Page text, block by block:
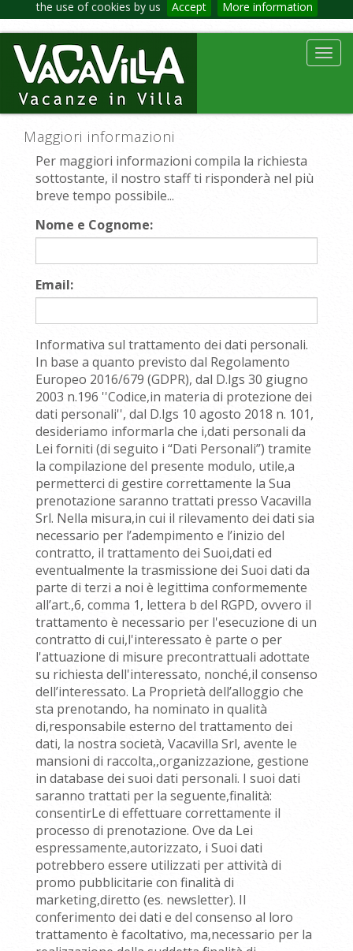
the use of cookies by us Accept More information
Maggiori informazioni
Per maggiori informazioni compila la richiesta
sottostante, il nostro staff ti risponderà nel più
breve tempo possibile...
Nome e Cognome:
Email:
Informativa sul trattamento dei dati personali.
In base a quanto previsto dal Regolamento
Europeo 2016/679 (GDPR), dal D.lgs 30 giugno
2003 n.196 ''Codice,in materia di protezione dei
dati personali'', dal D.lgs 10 agosto 2018 n. 101,
desideriamo informarla che i,dati personali da
Lei forniti (di seguito i “Dati Personali”) tramite
la compilazione del presente modulo, utile,a
permetterci di gestire correttamente la Sua
prenotazione saranno trattati presso Vacavilla
Srl. Nella misura,in cui il rilevamento dei dati sia
necessario per l’adempimento e l’inizio del
contratto, il trattamento dei Suoi,dati ed
eventualmente la trasmissione dei Suoi dati da
parte di terzi a noi è legittima conformemente
all’art.,6, comma 1, lettera b del RGPD, ovvero il
trattamento è necessario per l'esecuzione di un
contratto di cui,l'interessato è parte o per
l'attuazione di misure precontrattuali adottate
su richiesta dell'interessato, nonché,il consenso
dell’interessato. La Proprietà dell’alloggio che
sta prenotando, ha nominato in qualità
di,responsabile esterno del trattamento dei
dati, la nostra società, Vacavilla Srl, avente le
mansioni di raccolta,,organizzazione, gestione
in database dei suoi dati personali. I suoi dati
saranno trattati per la seguente,finalità:
consentirLe di effettuare correttamente il
processo di prenotazione. Ove da Lei
espressamente,autorizzato, i Suoi dati
potrebbero essere utilizzati per attività di
promo pubblicitarie con finalità di
marketing,diretto (es. newsletter). Il
conferimento dei dati e del consenso al loro
trattamento è facoltativo, ma,necessario per la